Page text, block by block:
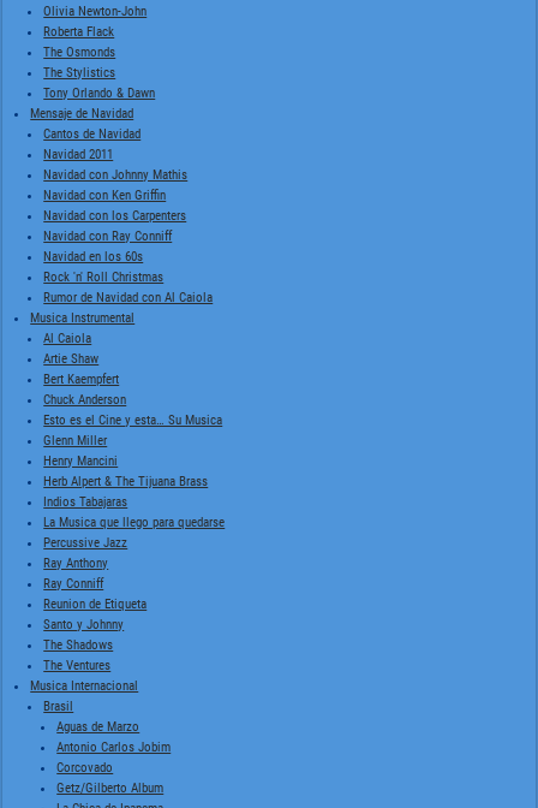
Olivia Newton-John
Roberta Flack
The Osmonds
The Stylistics
Tony Orlando & Dawn
Mensaje de Navidad
Cantos de Navidad
Navidad 2011
Navidad con Johnny Mathis
Navidad con Ken Griffin
Navidad con los Carpenters
Navidad con Ray Conniff
Navidad en los 60s
Rock 'n' Roll Christmas
Rumor de Navidad con Al Caiola
Musica Instrumental
Al Caiola
Artie Shaw
Bert Kaempfert
Chuck Anderson
Esto es el Cine y esta… Su Musica
Glenn Miller
Henry Mancini
Herb Alpert & The Tijuana Brass
Indios Tabajaras
La Musica que llego para quedarse
Percussive Jazz
Ray Anthony
Ray Conniff
Reunion de Etiqueta
Santo y Johnny
The Shadows
The Ventures
Musica Internacional
Brasil
Aguas de Marzo
Antonio Carlos Jobim
Corcovado
Getz/Gilberto Album